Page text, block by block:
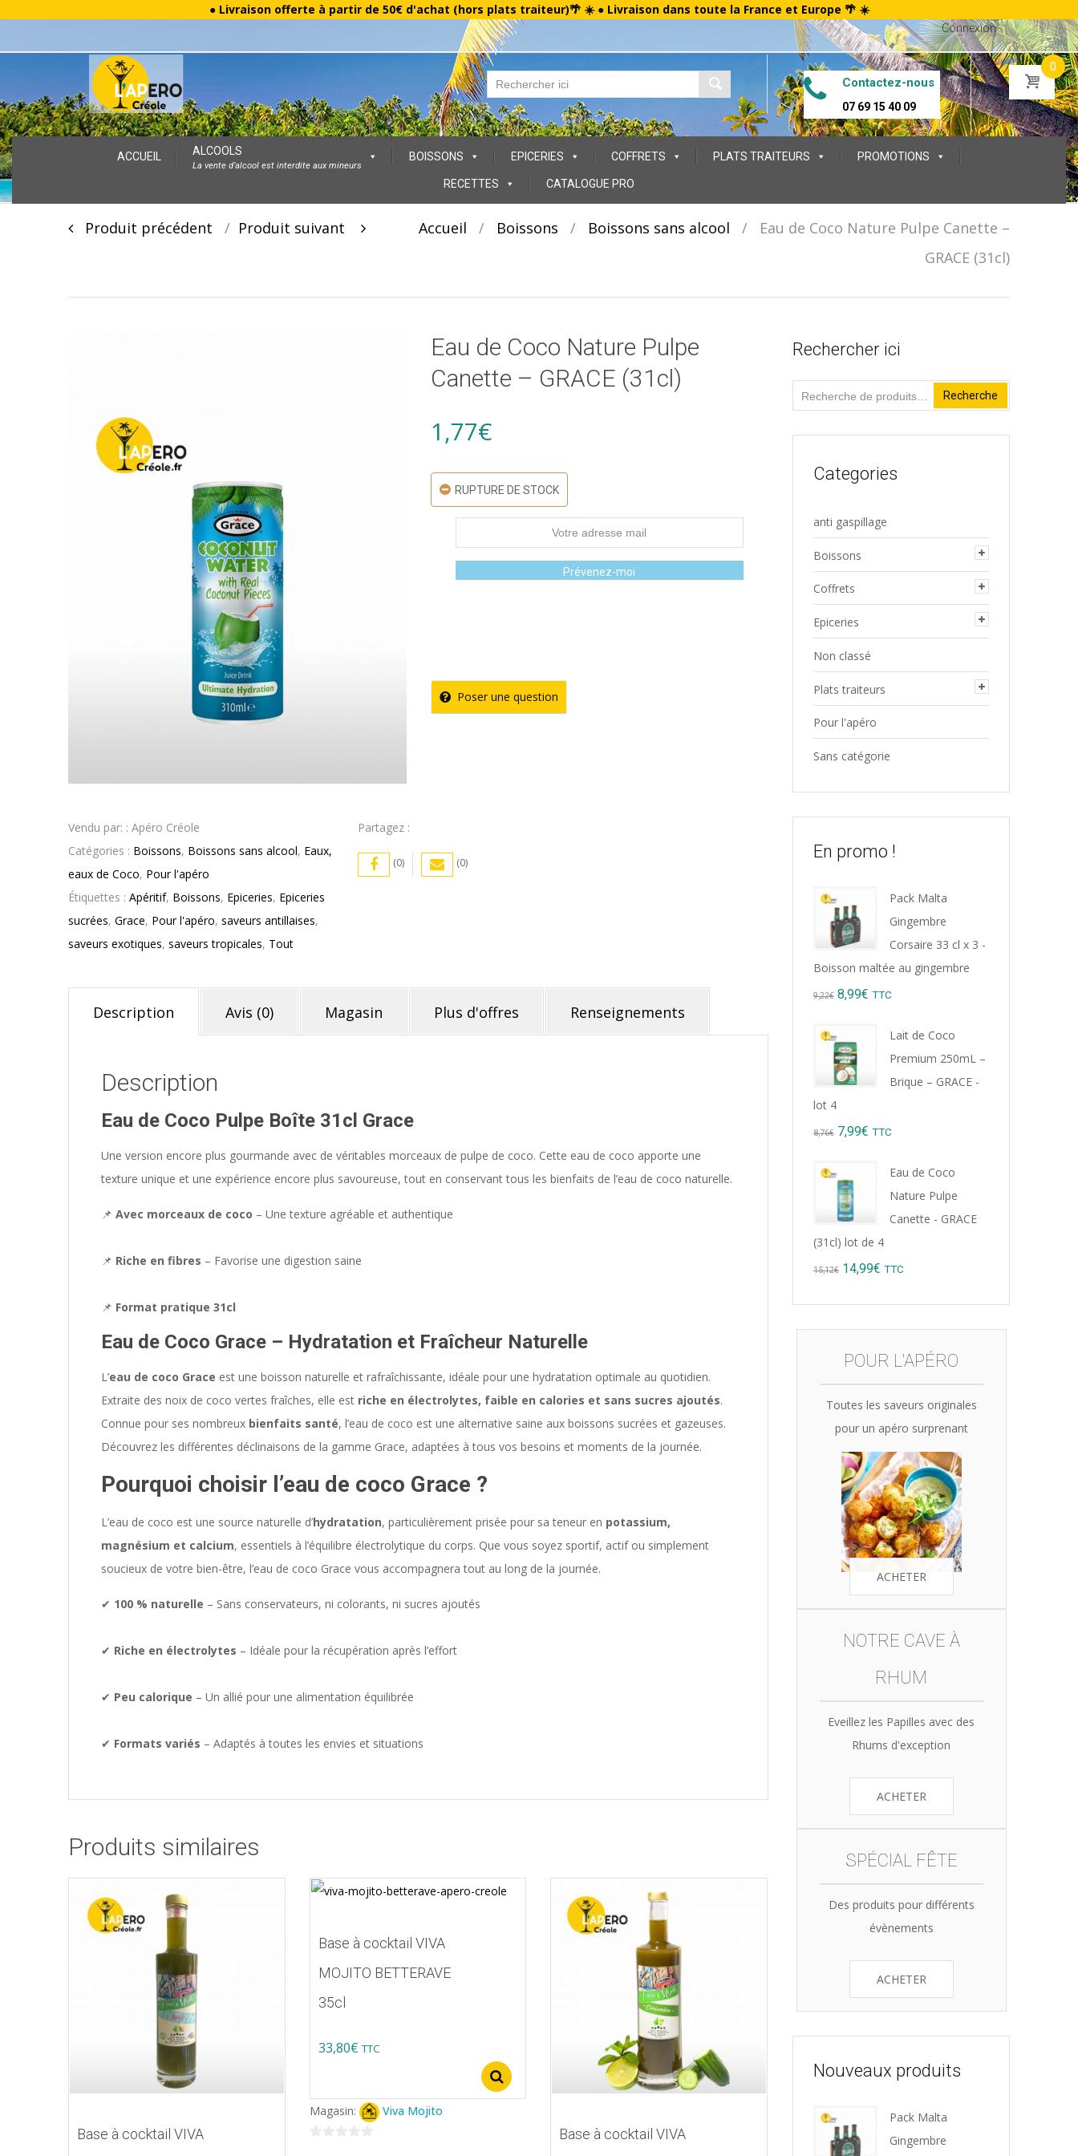
● Livraison offerte à partir de 50€ d'achat (hors plats traiteur)🌴 ☀️ ● Livraison dans toute la France et Europe 🌴 ☀️
Connexion
Contactez-nous
07 69 15 40 09
0
Skip
to
content
ACCUEIL ALCOOLS
La vente d’alcool est interdite aux mineurs
BOISSONS EPICERIES COFFRETS PLATS TRAITEURS PROMOTIONS
RECETTES CATALOGUE PRO
Post
Produit précédent Produit suivant Accueil / Boissons / Boissons sans alcool /
Eau de Coco Nature Pulpe Canette –
GRACE (31cl)
Eau de Coco Nature Pulpe
Canette – GRACE (31cl)
1,77€
RUPTURE DE STOCK
Prévenez-moi
Poser une question
Vendu par: : Apéro Créole
Catégories : Boissons, Boissons sans alcool, Eaux,
eaux de Coco, Pour l'apéro
Étiquettes : Apéritif, Boissons, Epiceries, Epiceries
sucrées, Grace, Pour l'apéro, saveurs antillaises,
saveurs exotiques, saveurs tropicales, Tout
Partagez :
(0) (0)
Description Avis (0) Magasin Plus d'offres Renseignements
Description
Eau de Coco Pulpe Boîte 31cl Grace
Une version encore plus gourmande avec de véritables morceaux de pulpe de coco. Cette eau de coco apporte une
texture unique et une expérience encore plus savoureuse, tout en conservant tous les bienfaits de l’eau de coco naturelle.
📌 Avec morceaux de coco – Une texture agréable et authentique
📌 Riche en fibres – Favorise une digestion saine
📌 Format pratique 31cl
Eau de Coco Grace – Hydratation et Fraîcheur Naturelle
L’eau de coco Grace est une boisson naturelle et rafraîchissante, idéale pour une hydratation optimale au quotidien.
Extraite des noix de coco vertes fraîches, elle est riche en électrolytes, faible en calories et sans sucres ajoutés.
Connue pour ses nombreux bienfaits santé, l’eau de coco est une alternative saine aux boissons sucrées et gazeuses.
Découvrez les différentes déclinaisons de la gamme Grace, adaptées à tous vos besoins et moments de la journée.
Pourquoi choisir l’eau de coco Grace ?
L’eau de coco est une source naturelle d’hydratation, particulièrement prisée pour sa teneur en potassium,
magnésium et calcium, essentiels à l’équilibre électrolytique du corps. Que vous soyez sportif, actif ou simplement
soucieux de votre bien-être, l’eau de coco Grace vous accompagnera tout au long de la journée.
✔ 100 % naturelle – Sans conservateurs, ni colorants, ni sucres ajoutés
✔ Riche en électrolytes – Idéale pour la récupération après l’effort
✔ Peu calorique – Un allié pour une alimentation équilibrée
✔ Formats variés – Adaptés à toutes les envies et situations
Produits similaires
Base à cocktail VIVA
Base à cocktail VIVA
MOJITO BETTERAVE
35cl
33,80€ TTC
produit
a
Magasin: Viva Mojito
Base à cocktail VIVA
Rechercher ici
Recherche
pour :
Recherche
Categories
anti gaspillage
Boissons
Coffrets
Epiceries
Non classé
Plats traiteurs
Pour l'apéro
Sans catégorie
En promo !
Pack Malta
Gingembre
Corsaire 33 cl x 3 -
Boisson maltée au gingembre
9,22€ Original
was:
9,22€.
8,99€ Current
TTC
Lait de Coco
Premium 250mL –
Brique – GRACE -
lot 4
8,76€ Original
was:
8,76€.
7,99€ Current
TTC
Eau de Coco
Nature Pulpe
Canette - GRACE
(31cl) lot de 4
15,12€ Original
14,99€ Current
TTC
POUR L'APÉRO
Toutes les saveurs originales
pour un apéro surprenant
ACHETER
NOTRE CAVE À
RHUM
Eveillez les Papilles avec des
Rhums d'exception
ACHETER
SPÉCIAL FÊTE
Des produits pour différents
évènements
ACHETER
Nouveaux produits
Pack Malta
Gingembre